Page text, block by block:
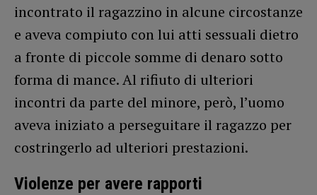
incontrato il ragazzino in alcune circostanze
e aveva compiuto con lui atti sessuali dietro
a fronte di piccole somme di denaro sotto
forma di mance. Al rifiuto di ulteriori
incontri da parte del minore, però, l’uomo
aveva iniziato a perseguitare il ragazzo per
costringerlo ad ulteriori prestazioni.
Violenze per avere rapporti